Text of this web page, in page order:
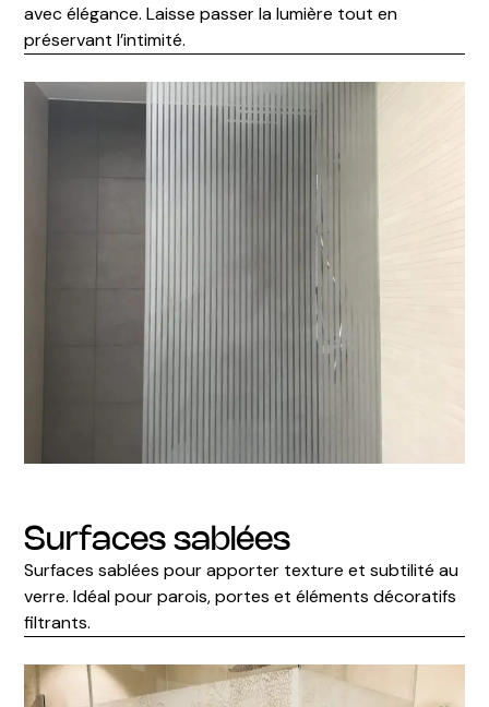
avec élégance. Laisse passer la lumière tout en
préservant l’intimité.
Surfaces sablées
Surfaces sablées pour apporter texture et subtilité au
verre. Idéal pour parois, portes et éléments décoratifs
filtrants.